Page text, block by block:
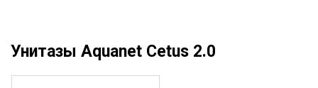
Унитазы Aquanet Cetus 2.0